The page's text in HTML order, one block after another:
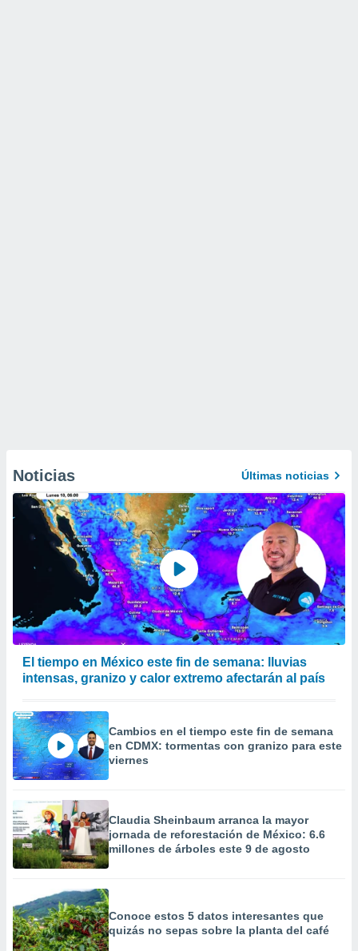
Noticias Últimas noticias
El tiempo en México este fin de semana: lluvias
intensas, granizo y calor extremo afectarán al país
Cambios en el tiempo este fin de semana
en CDMX: tormentas con granizo para este
viernes
Claudia Sheinbaum arranca la mayor
jornada de reforestación de México: 6.6
millones de árboles este 9 de agosto
Conoce estos 5 datos interesantes que
quizás no sepas sobre la planta del café